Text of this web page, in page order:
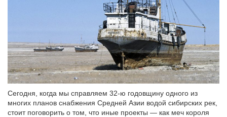
Сегодня, когда мы справляем 32-ю годовщину одного из
многих планов снабжения Средней Азии водой сибирских рек,
стоит поговорить о том, что иные проекты — как меч короля